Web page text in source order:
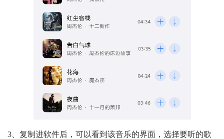
3、复制进软件后，可以看到该音乐的界面，选择要听的歌